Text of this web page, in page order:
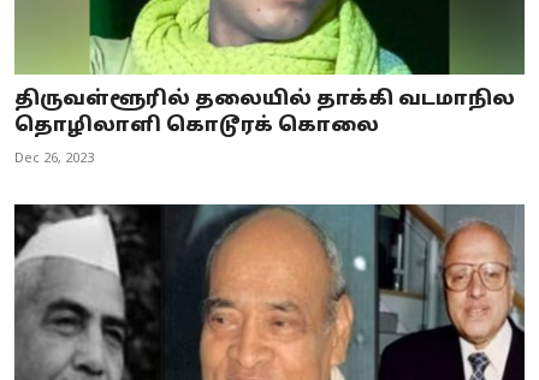
திருவள்ளூரில் தலையில் தாக்கி வடமாநில
தொழிலாளி கொடூரக் கொலை
Dec 26, 2023